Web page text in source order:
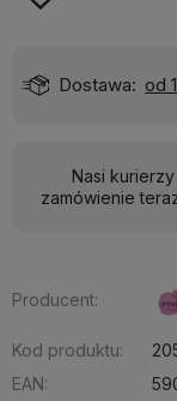
Dostawa: od
Nasi
zamówienie
Producent:
Kod produktu:
EAN: